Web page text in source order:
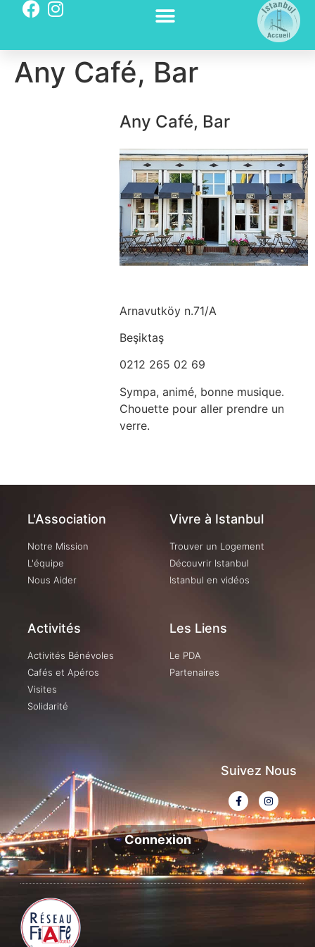
Any Café, Bar
Any Café, Bar
Arnavutköy n.71/A
Beşiktaş
0212 265 02 69
Sympa, animé, bonne musique.
Chouette pour aller prendre un
verre.
L'Association
Notre Mission
L'équipe
Nous Aider
Vivre à Istanbul
Trouver un Logement
Découvrir Istanbul
Istanbul en vidéos
Activités
Activités Bénévoles
Cafés et Apéros
Visites
Solidarité
Les Liens
Le PDA
Partenaires
Suivez Nous
Connexion